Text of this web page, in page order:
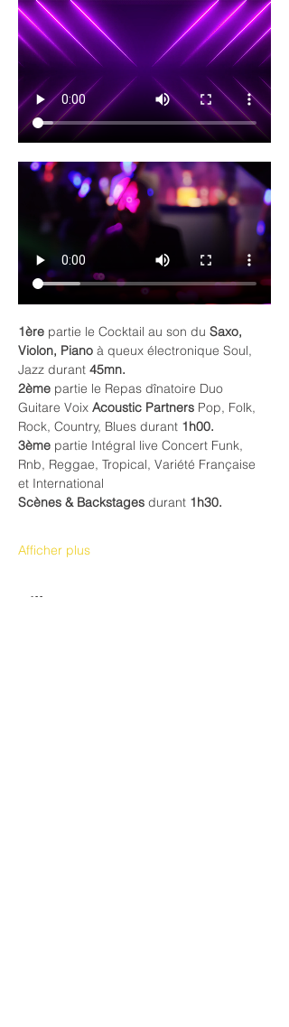
1ère partie le Cocktail au son du Saxo,
Violon, Piano à queux électronique Soul,
Jazz durant 45mn.
2ème partie le Repas dînatoire Duo
Guitare Voix Acoustic Partners Pop, Folk,
Rock, Country, Blues durant 1h00.
3ème partie Intégral live Concert Funk,
Rnb, Reggae, Tropical, Variété Française
et International
Scènes & Backstages durant 1h30.
Afficher plus
Billets